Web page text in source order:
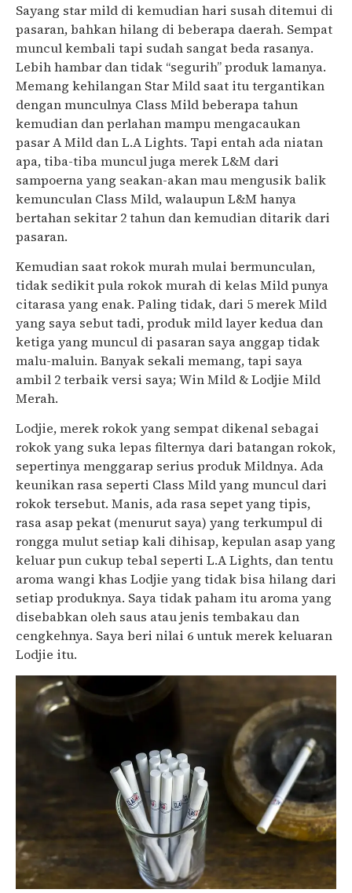
Sayang star mild di kemudian hari susah ditemui di
pasaran, bahkan hilang di beberapa daerah. Sempat
muncul kembali tapi sudah sangat beda rasanya.
Lebih hambar dan tidak “segurih” produk lamanya.
Memang kehilangan Star Mild saat itu tergantikan
dengan munculnya Class Mild beberapa tahun
kemudian dan perlahan mampu mengacaukan
pasar A Mild dan L.A Lights. Tapi entah ada niatan
apa, tiba-tiba muncul juga merek L&M dari
sampoerna yang seakan-akan mau mengusik balik
kemunculan Class Mild, walaupun L&M hanya
bertahan sekitar 2 tahun dan kemudian ditarik dari
pasaran.
Kemudian saat rokok murah mulai bermunculan,
tidak sedikit pula rokok murah di kelas Mild punya
citarasa yang enak. Paling tidak, dari 5 merek Mild
yang saya sebut tadi, produk mild layer kedua dan
ketiga yang muncul di pasaran saya anggap tidak
malu-maluin. Banyak sekali memang, tapi saya
ambil 2 terbaik versi saya; Win Mild & Lodjie Mild
Merah.
Lodjie, merek rokok yang sempat dikenal sebagai
rokok yang suka lepas filternya dari batangan rokok,
sepertinya menggarap serius produk Mildnya. Ada
keunikan rasa seperti Class Mild yang muncul dari
rokok tersebut. Manis, ada rasa sepet yang tipis,
rasa asap pekat (menurut saya) yang terkumpul di
rongga mulut setiap kali dihisap, kepulan asap yang
keluar pun cukup tebal seperti L.A Lights, dan tentu
aroma wangi khas Lodjie yang tidak bisa hilang dari
setiap produknya. Saya tidak paham itu aroma yang
disebabkan oleh saus atau jenis tembakau dan
cengkehnya. Saya beri nilai 6 untuk merek keluaran
Lodjie itu.